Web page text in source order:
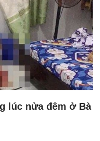
lúc nửa đêm ở Bà